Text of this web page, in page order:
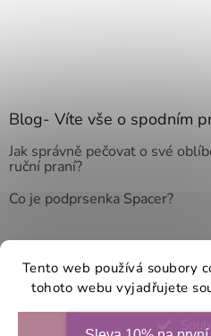
Tento web používá soubory
tohoto webu vyjadřujete
Blog- Víte vše o spodním
Jak správně pečovat o své
ruční praní?
Co je podprsenka Spacer?
Copyright 2026Dalia prádlo.